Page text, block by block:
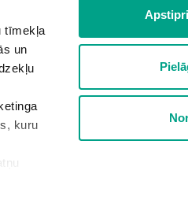
tīmekļa
un
kuru
jūlijs augusts
Informācija